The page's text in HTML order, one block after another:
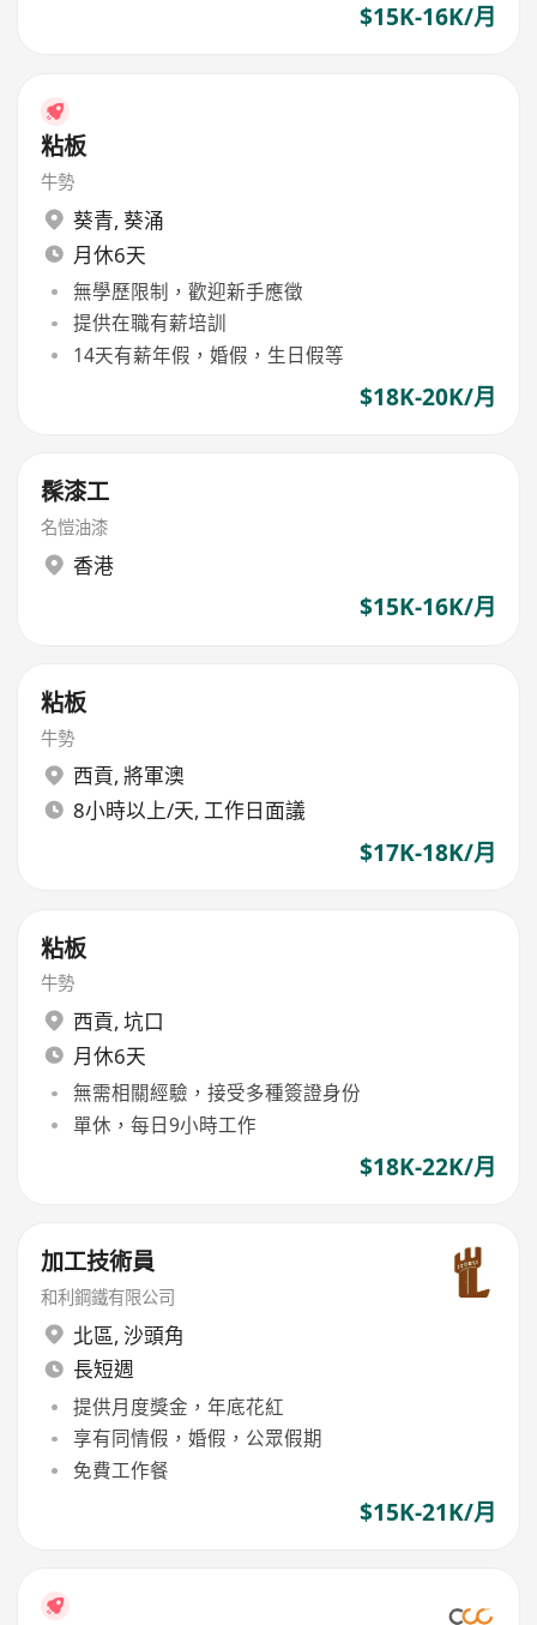
$15K-16K/月
粘板
牛勢
葵青, 葵涌
月休6天
無學歷限制，歡迎新手應徵
提供在職有薪培訓
14天有薪年假，婚假，生日假等
$18K-20K/月
髹漆工
名愷油漆
香港
$15K-16K/月
粘板
牛勢
西貢, 將軍澳
8小時以上/天, 工作日面議
$17K-18K/月
粘板
牛勢
西貢, 坑口
月休6天
無需相關經驗，接受多種簽證身份
單休，每日9小時工作
$18K-22K/月
加工技術員
和利鋼鐵有限公司
北區, 沙頭角
長短週
提供月度獎金，年底花紅
享有同情假，婚假，公眾假期
免費工作餐
$15K-21K/月